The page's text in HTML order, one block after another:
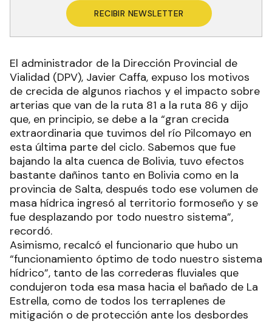
RECIBIR NEWSLETTER
El administrador de la Dirección Provincial de
Vialidad (DPV), Javier Caffa, expuso los motivos
de crecida de algunos riachos y el impacto sobre
arterias que van de la ruta 81 a la ruta 86 y dijo
que, en principio, se debe a la “gran crecida
extraordinaria que tuvimos del río Pilcomayo en
esta última parte del ciclo. Sabemos que fue
bajando la alta cuenca de Bolivia, tuvo efectos
bastante dañinos tanto en Bolivia como en la
provincia de Salta, después todo ese volumen de
masa hídrica ingresó al territorio formoseño y se
fue desplazando por todo nuestro sistema”,
recordó.
Asimismo, recalcó el funcionario que hubo un
“funcionamiento óptimo de todo nuestro sistema
hídrico”, tanto de las correderas fluviales que
condujeron toda esa masa hacia el bañado de La
Estrella, como de todos los terraplenes de
mitigación o de protección ante los desbordes